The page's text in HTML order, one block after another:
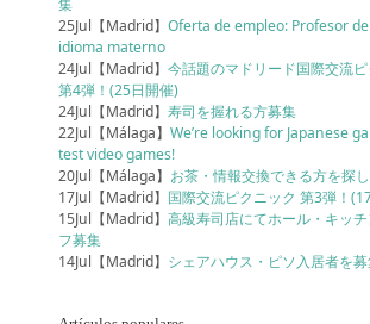
集
25Jul【Madrid】Oferta de empleo: Profesor
idioma materno
24Jul【Madrid】今話題のマドリード国際交流
第4弾！(25日開催)
24Jul【Madrid】寿司を握れる方募集
22Jul【Málaga】We’re looking for Japanese
test video games!
20Jul【Málaga】 お茶・情報交換できる方を探
17Jul【Madrid】 国際交流ピクニック 第3弾！
15Jul【Madrid】高級寿司店にてホール・キッ
フ募集
14Jul【Madrid】 シェアハウス・ピソ入居者を